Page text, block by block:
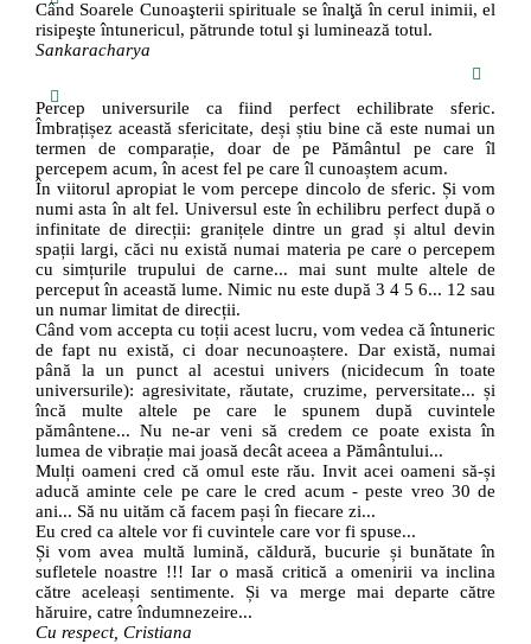
Când Soarele Cunoaşterii spirituale se înalţă în cerul inimii, el
risipeşte întunericul, pătrunde totul şi luminează totul.
Sankaracharya
Percep universurile ca fiind perfect echilibrate sferic.
Îmbrațișez această sfericitate, deși știu bine că este numai un
termen de comparație, doar de pe Pământul pe care îl
percepem acum, în acest fel pe care îl cunoaștem acum.
În viitorul apropiat le vom percepe dincolo de sferic. Și vom
numi asta în alt fel. Universul este în echilibru perfect după o
infinitate de direcții: granițele dintre un grad și altul devin
spații largi, căci nu există numai materia pe care o percepem
cu simțurile trupului de carne... mai sunt multe altele de
perceput în această lume. Nimic nu este după 3 4 5 6... 12 sau
un numar limitat de direcții.
Când vom accepta cu toții acest lucru, vom vedea că întuneric
de fapt nu există, ci doar necunoaștere. Dar există, numai
până la un punct al acestui univers (nicidecum în toate
universurile): agresivitate, răutate, cruzime, perversitate... și
încă multe altele pe care le spunem după cuvintele
pământene... Nu ne-ar veni să credem ce poate exista în
lumea de vibrație mai joasă decât aceea a Pământului...
Mulți oameni cred că omul este rău. Invit acei oameni să-și
aducă aminte cele pe care le cred acum - peste vreo 30 de
ani... Să nu uităm că facem pași în fiecare zi...
Eu cred ca altele vor fi cuvintele care vor fi spuse...
Și vom avea multă lumină, căldură, bucurie și bunătate în
sufletele noastre !!! Iar o masă critică a omenirii va inclina
către aceleași sentimente. Și va merge mai departe către
hăruire, catre îndumnezeire...
Cu respect, Cristiana